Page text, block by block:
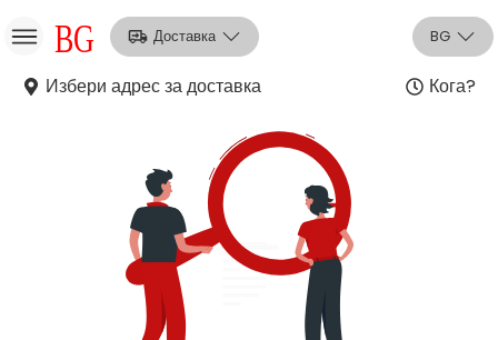
НО
Регистрация
Доставка BG
Избери адрес за доставка Кога?